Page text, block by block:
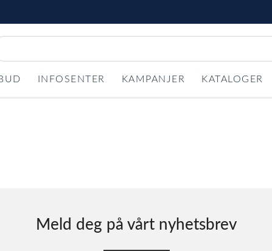
INFOSENTER KAMPANJER KATALOGER
Meld deg på vårt nyhetsbrev